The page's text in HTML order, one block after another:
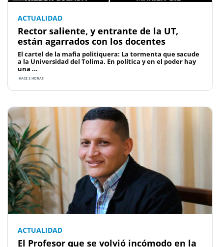
ACTUALIDAD
Rector saliente, y entrante de la UT,
están agarrados con los docentes
El cartel de la mafia politiquera: La tormenta que sacude
a la Universidad del Tolima. En política y en el poder hay
una ...
HACE 2 HORAS
ACTUALIDAD
El Profesor que se volvió incómodo en la